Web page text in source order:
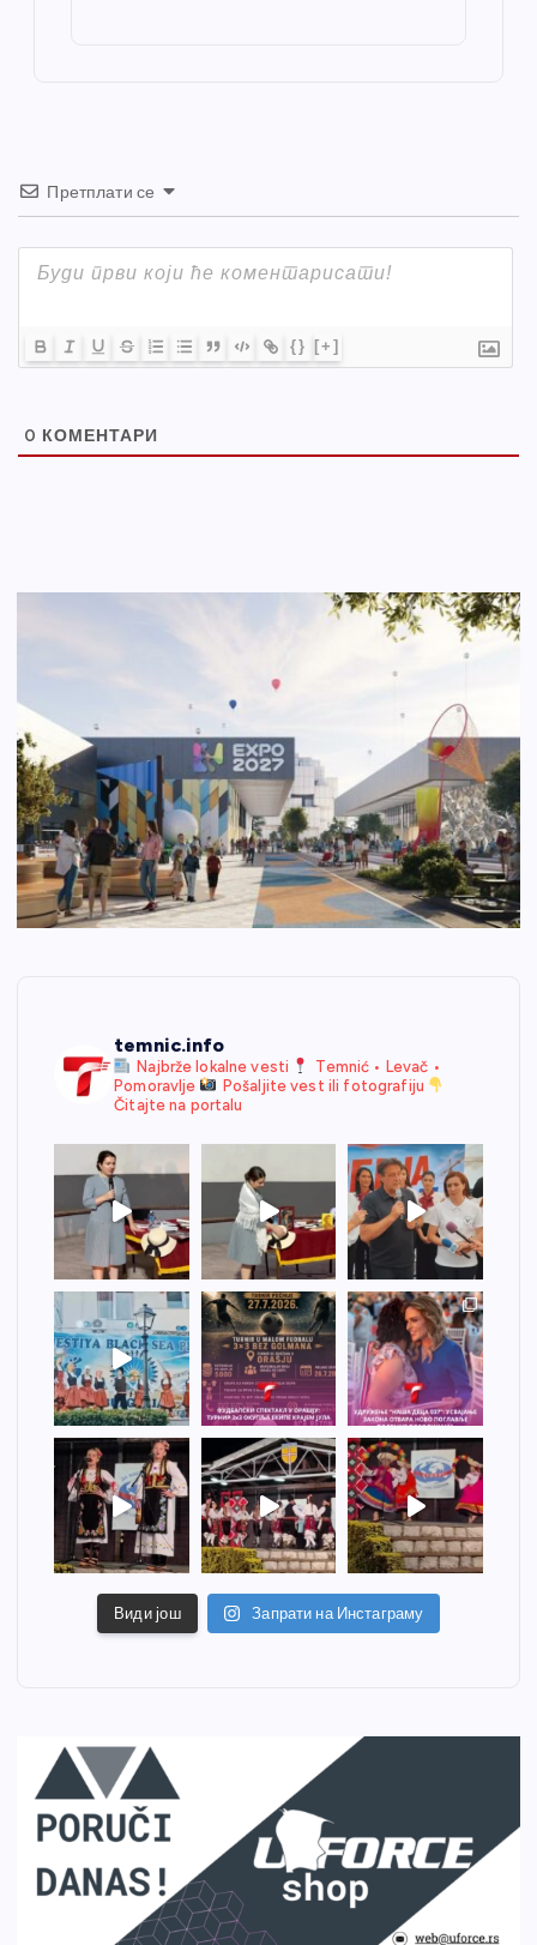
Претплати се
{} [+]
0 КОМЕНТАРИ
temnic.info
Najbrže lokalne vesti
Temnić • Levač •
Pomoravlje
Pošaljite vest ili fotografiju
Čitajte na portalu
Види још Запрати на Инстаграму